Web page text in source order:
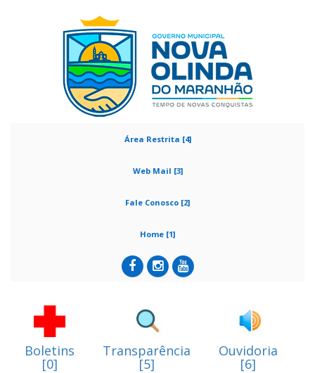
Área Restrita [4]
Web Mail [3]
Fale Conosco [2]
Home [1]
Boletins
[0]
Transparência
[5]
Ouvidoria
[6]